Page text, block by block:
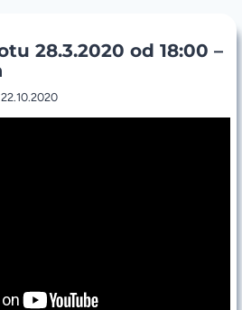
28.3.2020 od 18:00 –
22.10.2020